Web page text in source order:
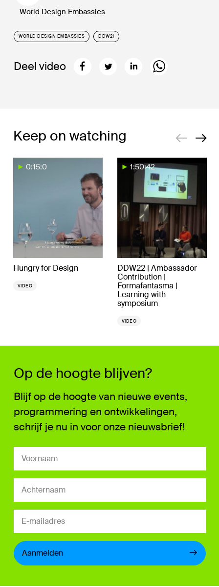
World Design Embassies
WORLD DESIGN EMBASSIES DDW21
Deel video
Keep on watching
0:15:0
Hungry for Design
VIDEO
1:50:42
DDW22 | Ambassador
Contribution |
Formafantasma |
Learning with
symposium
VIDEO
Op de hoogte blijven?
Blijf op de hoogte van nieuwe events,
programmering en ontwikkelingen,
schrijf je nu in voor onze nieuwsbrief!
Aanmelden